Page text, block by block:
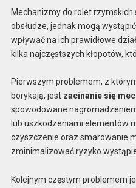
Mechanizmy do rolet
obsłudze, jednak mogą
wpływać na ich prawidłowe
kilka najczęstszych kłopotów,
Pierwszym problemem, z
borykają, jest zacinanie się
spowodowane
lub uszkodzeniami elementów
czyszczenie oraz smarowanie
zminimalizować ryzyko
Kolejnym częstym problemem